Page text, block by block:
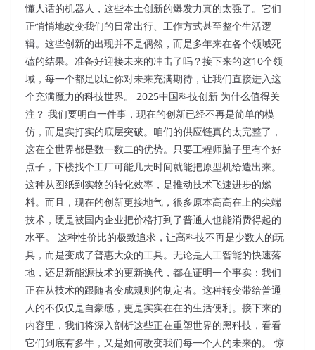
懂人话的机器人，这些本土创新的爆发力真的太强了。它们
正悄悄地改变我们的日常出行、工作方式甚至整个生活逻
辑。这些创新的出现并不是偶然，而是多年来在各个领域死
磕的结果。准备好迎接未来的冲击了吗？接下来的这10个领
域，每一个都足以让你对未来充满期待，让我们直接进入这
个充满魔力的科技世界。 2025中国科技创新 为什么值得关
注？ 我们要明白一件事，现在的创新已经不再是简单的模
仿，而是实打实的底层突破。咱们的供应链真的太完整了，
这在全世界都是数一数二的优势。只要工程师脑子里有个好
点子，下楼找个工厂可能几天时间就能把原型机给造出来。
这种从图纸到实物的转化效率，是推动技术飞速进步的燃
料。而且，现在的创新更接地气，很多原本高高在上的尖端
技术，硬是被国内企业把价格打到了普通人也能消费得起的
水平。 这种性价比的极致追求，让高科技不再是少数人的玩
具，而是变成了普惠大众的工具。无论是人工智能的快速落
地，还是新能源技术的更新换代，都在证明一个事实：我们
正在从技术的跟随者变成规则的制定者。这种转变带给普通
人的不仅仅是自豪感，更是实实在在的生活便利。接下来的
内容里，我们将深入剖析这些正在重塑世界的黑科技，看看
它们到底有多牛，又是如何改变我们每一个人的未来的。 惊